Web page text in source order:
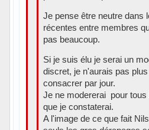
Je pense être neutre dans
récentes entre membres
pas beaucoup.
Si je suis élu je serai un
discret, je n'aurais pas
consacrer par jour.
Je ne modererai pour tous
que je constaterai.
A l'image de ce que fait